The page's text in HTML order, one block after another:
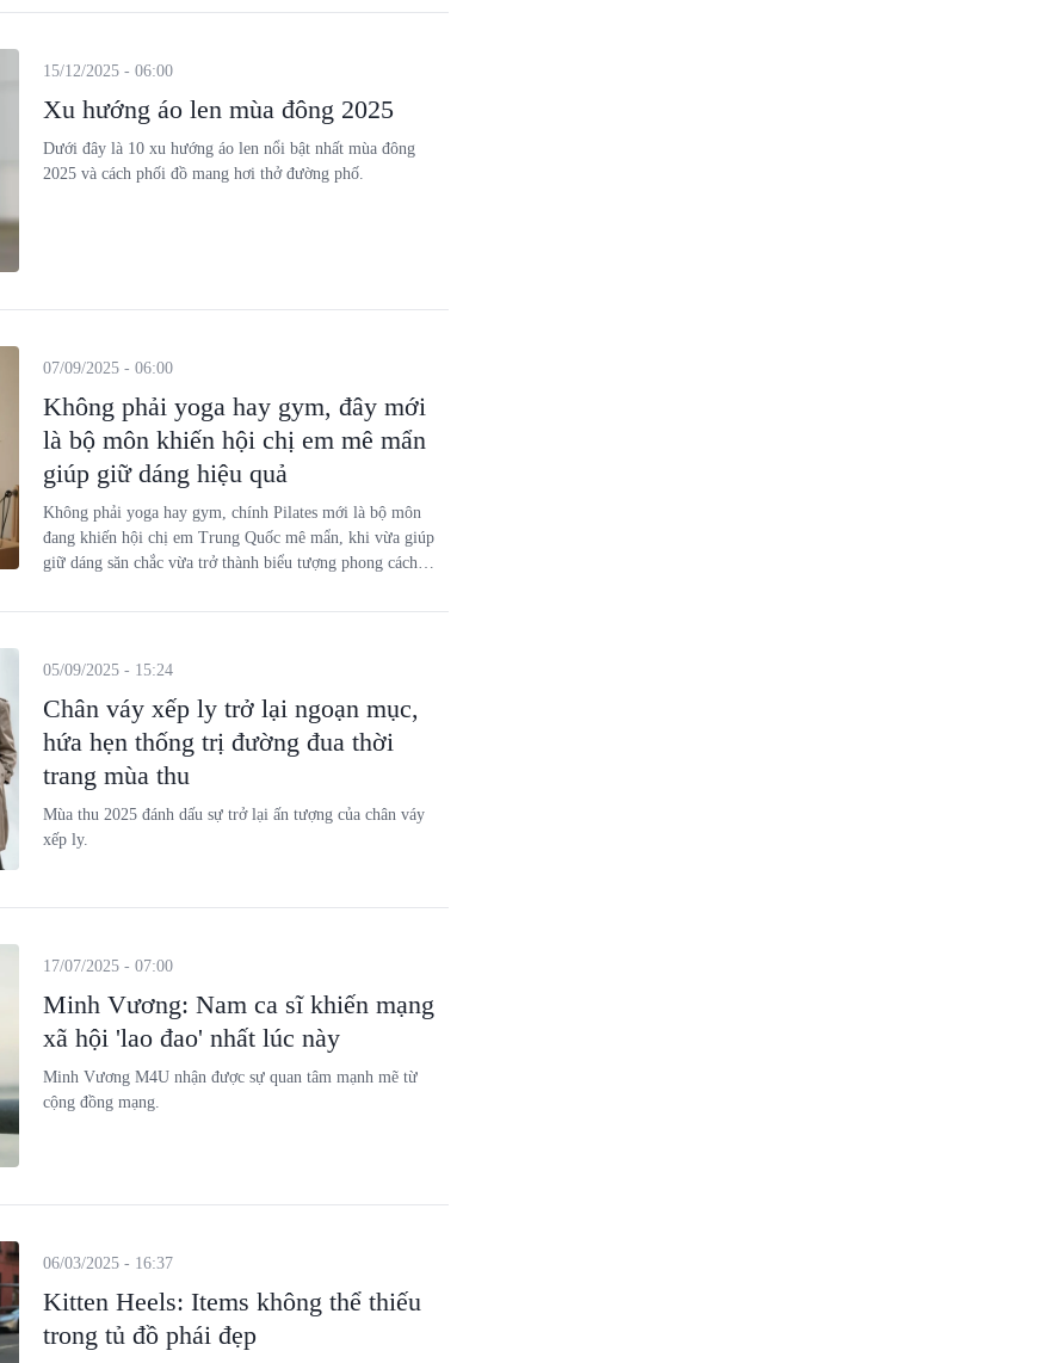
Xu hướng áo len mùa đông 2025
15/12/2025 - 06:00
Dưới đây là 10 xu hướng áo len nổi bật nhất mùa đông
2025 và cách phối đồ mang hơi thở đường phố.
Không phải yoga hay gym, đây mới
là bộ môn khiến hội chị em mê mẩn
giúp giữ dáng hiệu quả
07/09/2025 - 06:00
Không phải yoga hay gym, chính Pilates mới là bộ môn
đang khiến hội chị em Trung Quốc mê mẩn, khi vừa giúp
giữ dáng săn chắc vừa trở thành biểu tượng phong cách
Chân váy xếp ly trở lại ngoạn mục,
hứa hẹn thống trị đường đua thời
trang mùa thu
05/09/2025 - 15:24
Mùa thu 2025 đánh dấu sự trở lại ấn tượng của chân váy
xếp ly.
Minh Vương: Nam ca sĩ khiến mạng
xã hội 'lao đao' nhất lúc này
17/07/2025 - 07:00
Minh Vương M4U nhận được sự quan tâm mạnh mẽ từ
cộng đồng mạng.
Kitten Heels: Items không thể thiếu
trong tủ đồ phái đẹp
06/03/2025 - 16:37